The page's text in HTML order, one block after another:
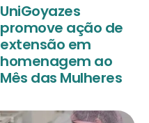
UniGoyazes
promove ação de
extensão em
homenagem ao
Mês das Mulheres